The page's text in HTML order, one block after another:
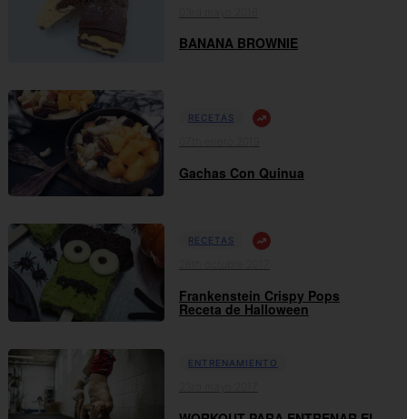
BANANA BROWNIE
RECETAS
Gachas Con Quinua
RECETAS
Frankenstein Crispy Pops
Receta de Halloween
ENTRENAMIENTO